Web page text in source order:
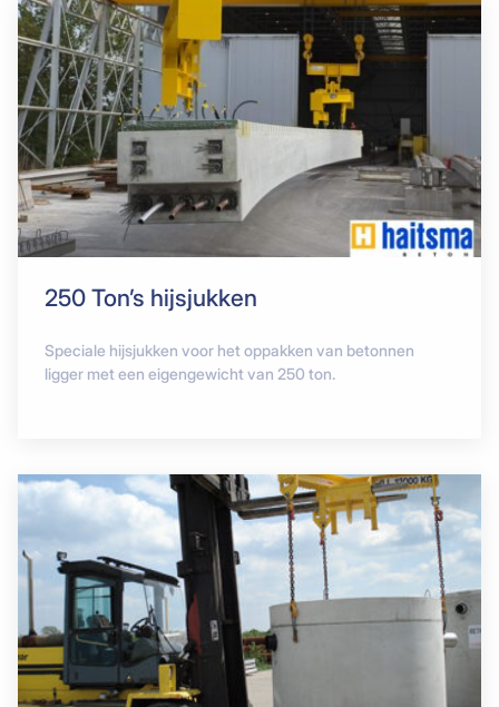
250 Ton’s hijsjukken
Speciale hijsjukken voor het oppakken van betonnen
ligger met een eigengewicht van 250 ton.